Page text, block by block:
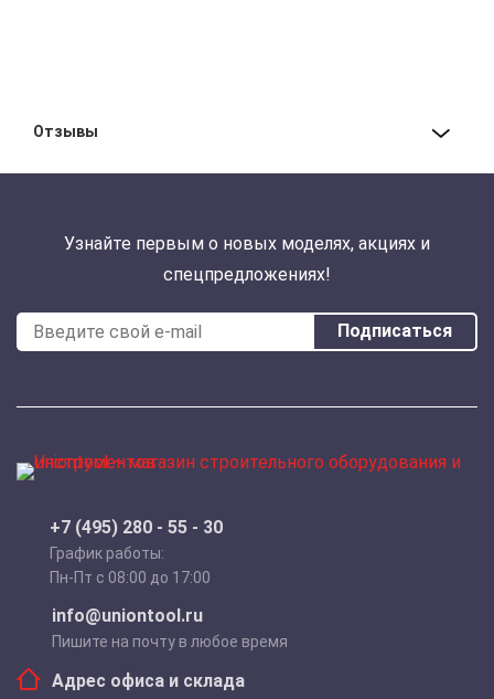
Отзывы
Узнайте первым о новых моделях, акциях и
спецпредложениях!
Подписаться
+7 (495) 280 - 55 - 30
График работы:
Пн-Пт с 08:00 до 17:00
info@uniontool.ru
Пишите на почту в любое время
Адрес офиса и склада